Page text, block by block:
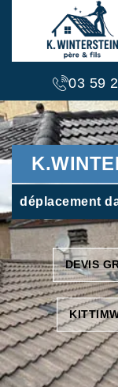
03 59
déplacement
DEVIS